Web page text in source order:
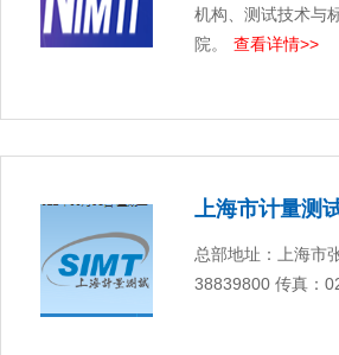
机构、测试技术与
院。
查看详情>>
上海市计量测
总部地址：上海市
38839800 传真：